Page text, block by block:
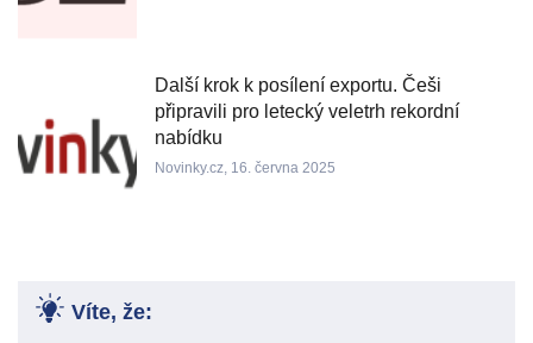
Další krok k posílení exportu. Češi
připravili pro letecký veletrh rekordní
nabídku
Novinky.cz, 16. června 2025
Víte, že: